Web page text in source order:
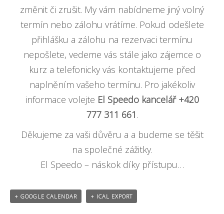
změnit či zrušit. My vám nabídneme jiný volný
termín nebo zálohu vrátíme. Pokud odešlete
přihlášku a zálohu na rezervaci termínu
nepošlete, vedeme vás stále jako zájemce o
kurz a telefonicky vás kontaktujeme před
naplněním vašeho termínu. Pro jakékoliv
informace volejte El Speedo kancelář +420
777 311 661.
Děkujeme za vaši důvěru a a budeme se těšit
na společné zážitky.
El Speedo – náskok díky přístupu…
+ GOOGLE CALENDAR + ICAL EXPORT